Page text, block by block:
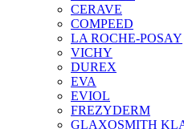
CERAVE
COMPEED
LA ROCHE-POSAY
VICHY
DUREX
EVA
EVIOL
FREZYDERM
GLAXOSMITH